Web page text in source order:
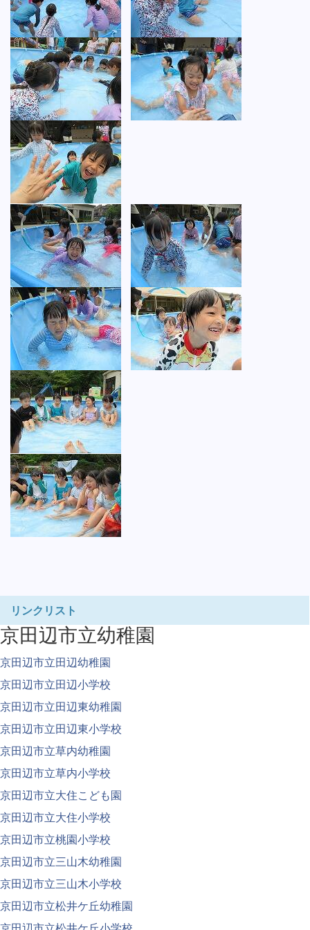
リンクリスト
京田辺市立幼稚園
京田辺市立田辺幼稚園
京田辺市立田辺小学校
京田辺市立田辺東幼稚園
京田辺市立田辺東小学校
京田辺市立草内幼稚園
京田辺市立草内小学校
京田辺市立大住こども園
京田辺市立大住小学校
京田辺市立桃園小学校
京田辺市立三山木幼稚園
京田辺市立三山木小学校
京田辺市立松井ケ丘幼稚園